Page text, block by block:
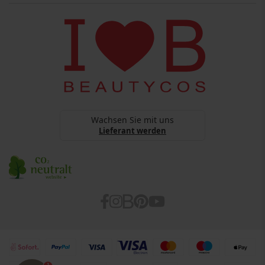
Datenschutz
YouTube Terms Of Services
Cookies
Barrierefreiheitserklärung
webshop@beautycos.de
Steuernummer: 15/248/11226
Wachsen Sie mit uns
Lieferant werden